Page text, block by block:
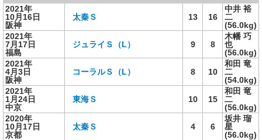
2021年
10月16日
阪神
太秦Ｓ 13 16
中井 裕
二
(56.0kg)
2021年
7月17日
福島
ジュライＳ（L） 9 8
木幡 巧
也
(56.0kg)
2021年
4月3日
阪神
コーラルＳ（L） 8 10
和田 竜
二
(54.0kg)
2021年
1月24日
中京
東海Ｓ 10 15
和田 竜
二
(56.0kg)
2020年
10月17日
京都
太秦Ｓ 4 6
坂井 瑠
星
(56.0kg)